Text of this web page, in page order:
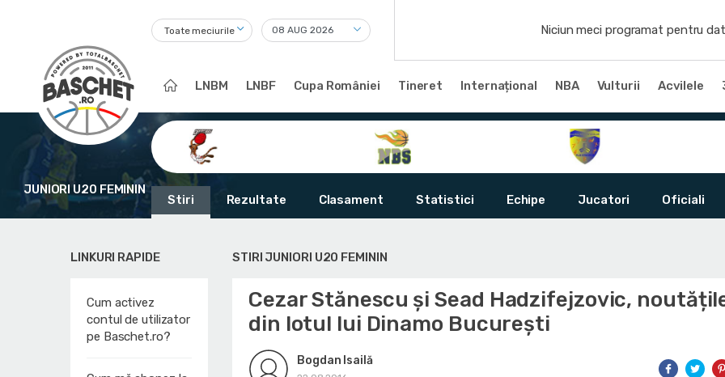
Toate meciurile Niciun meci programat pentru
LNBM LNBF Cupa României Tineret Internațional NBA Vulturii Acvilele
JUNIORI U20 FEMININ
Stiri Rezultate Clasament Statistici Echipe Jucatori Oficiali
LINKURI RAPIDE
Cum activez
contul de utilizator
pe Baschet.ro?
STIRI JUNIORI U20 FEMININ
Cezar Stănescu și Sead Hadzifejzovic,
din lotul lui Dinamo București
Bogdan Isailă